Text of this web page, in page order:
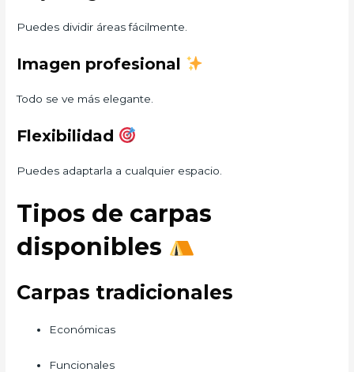
Puedes dividir áreas fácilmente.
Imagen profesional
Todo se ve más elegante.
Flexibilidad
Puedes adaptarla a cualquier espacio.
Tipos de carpas
disponibles
Carpas tradicionales
Económicas
Funcionales